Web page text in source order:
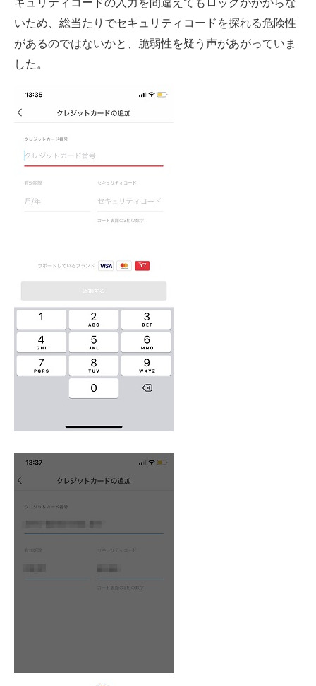
キュリティコードの入力を間違えてもロックがかからな
いため、総当たりでセキュリティコードを探れる危険性
があるのではないかと、脆弱性を疑う声があがっていま
した。